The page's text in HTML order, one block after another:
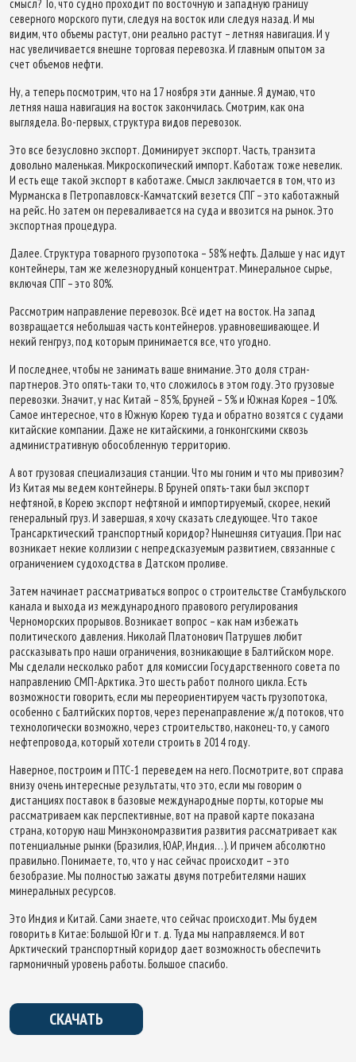
смысл? То, что судно проходит по восточную и западную границу
северного морского пути, следуя на восток или следуя назад. И мы
видим, что объемы растут, они реально растут – летняя навигация. И у
нас увеличивается внешне торговая перевозка. И главным опытом за
счет объемов нефти.
Ну, а теперь посмотрим, что на 17 ноября эти данные. Я думаю, что
летняя наша навигация на восток закончилась. Смотрим, как она
выглядела. Во-первых, структура видов перевозок.
Это все безусловно экспорт. Доминирует экспорт. Часть, транзита
довольно маленькая. Микроскопический импорт. Каботаж тоже невелик.
И есть еще такой экспорт в каботаже. Смысл заключается в том, что из
Мурманска в Петропавловск-Камчатский везется СПГ – это каботажный
на рейс. Но затем он переваливается на суда и ввозится на рынок. Это
экспортная процедура.
Далее. Структура товарного грузопотока – 58% нефть. Дальше у нас идут
контейнеры, там же железнорудный концентрат. Минеральное сырье,
включая СПГ – это 80%.
Рассмотрим направление перевозок. Всё идет на восток. На запад
возвращается небольшая часть контейнеров. уравновешивающее. И
некий генгруз, под которым принимается все, что угодно.
И последнее, чтобы не занимать ваше внимание. Это доля стран-
партнеров. Это опять-таки то, что сложилось в этом году. Это грузовые
перевозки. Значит, у нас Китай – 85%, Бруней – 5% и Южная Корея – 10%.
Самое интересное, что в Южную Корею туда и обратно возятся с судами
китайские компании. Даже не китайскими, а гонконгскими сквозь
административную обособленную территорию.
А вот грузовая специализация станции. Что мы гоним и что мы привозим?
Из Китая мы ведем контейнеры. В Бруней опять-таки был экспорт
нефтяной, в Корею экспорт нефтяной и импортируемый, скорее, некий
генеральный груз. И завершая, я хочу сказать следующее. Что такое
Трансарктический транспортный коридор? Нынешняя ситуация. При нас
возникает некие коллизии с непредсказуемым развитием, связанные с
ограничением судоходства в Датском проливе.
Затем начинает рассматриваться вопрос о строительстве Стамбульского
канала и выхода из международного правового регулирования
Черноморских прорывов. Возникает вопрос – как нам избежать
политического давления. Николай Платонович Патрушев любит
рассказывать про наши ограничения, возникающие в Балтийском море.
Мы сделали несколько работ для комиссии Государственного совета по
направлению СМП-Арктика. Это шесть работ полного цикла. Есть
возможности говорить, если мы переориентируем часть грузопотока,
особенно с Балтийских портов, через перенаправление ж/д потоков, что
технологически возможно, через строительство, наконец-то, у самого
нефтепровода, который хотели строить в 2014 году.
Наверное, построим и ПТС-1 переведем на него. Посмотрите, вот справа
внизу очень интересные результаты, что это, если мы говорим о
дистанциях поставок в базовые международные порты, которые мы
рассматриваем как перспективные, вот на правой карте показана
страна, которую наш Минэкономразвития развития рассматривает как
потенциальные рынки (Бразилия, ЮАР, Индия…). И причем абсолютно
правильно. Понимаете, то, что у нас сейчас происходит – это
безобразие. Мы полностью зажаты двумя потребителями наших
минеральных ресурсов.
Это Индия и Китай. Сами знаете, что сейчас происходит. Мы будем
говорить в Китае: Большой Юг и т. д. Туда мы направляемся. И вот
Арктический транспортный коридор дает возможность обеспечить
гармоничный уровень работы. Большое спасибо.
СКАЧАТЬ